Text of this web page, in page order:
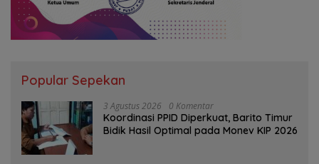
Popular Sepekan
3 Agustus 2026 0 Komentar
Koordinasi PPID Diperkuat, Barito Timur
Bidik Hasil Optimal pada Monev KIP 2026